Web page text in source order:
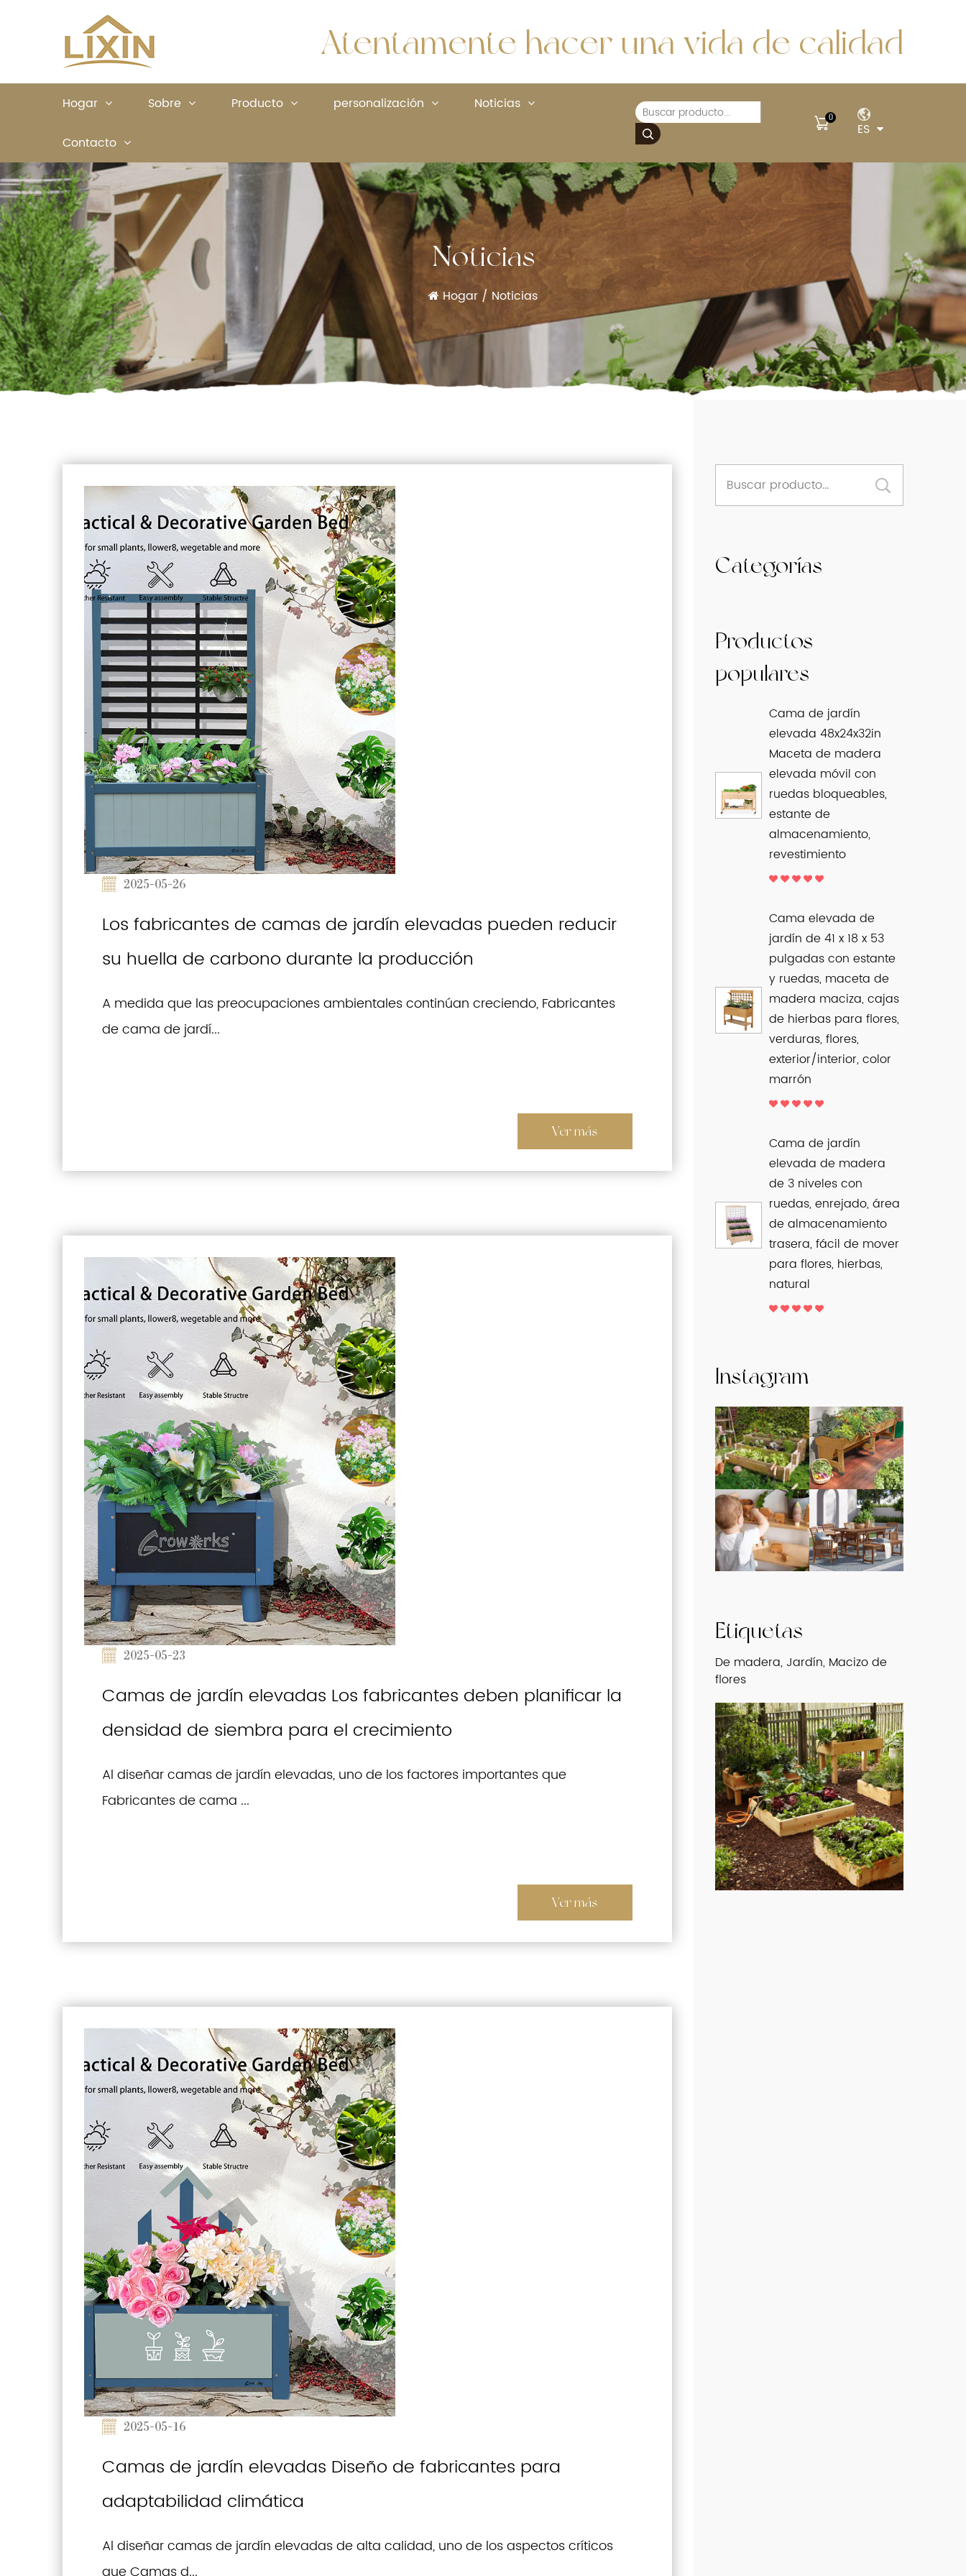
Atentamente hacer una vida de calidad
Hogar Sobre Producto personalización Noticias
Contacto
0
ES
Noticias
Hogar / Noticias
2025-05-26
Los fabricantes de camas de jardín elevadas pueden reducir
su huella de carbono durante la producción
A medida que las preocupaciones ambientales continúan creciendo, Fabricantes
de cama de jardí...
Ver más
2025-05-23
Camas de jardín elevadas Los fabricantes deben planificar la
densidad de siembra para el crecimiento
Al diseñar camas de jardín elevadas, uno de los factores importantes que
Fabricantes de cama ...
Ver más
2025-05-16
Camas de jardín elevadas Diseño de fabricantes para
adaptabilidad climática
Al diseñar camas de jardín elevadas de alta calidad, uno de los aspectos críticos
Categorías
Productos
populares
Cama de jardín
elevada 48x24x32in
Maceta de madera
elevada móvil con
ruedas bloqueables,
estante de
almacenamiento,
revestimiento
Cama elevada de
jardín de 41 x 18 x 53
pulgadas con estante
y ruedas, maceta de
madera maciza, cajas
de hierbas para flores,
verduras, flores,
exterior/interior, color
marrón
Cama de jardín
elevada de madera
de 3 niveles con
ruedas, enrejado, área
de almacenamiento
trasera, fácil de mover
para flores, hierbas,
natural
Instagram
Etiquetas
De madera, Jardín, Macizo de
flores